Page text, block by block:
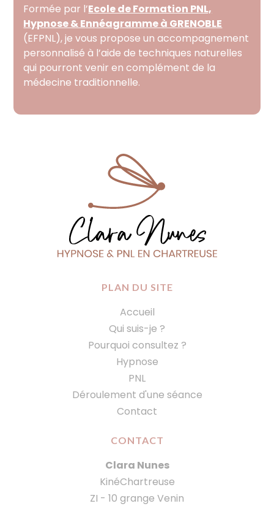
Formée par l’Ecole de Formation PNL,
Hypnose & Ennéagramme à GRENOBLE
(EFPNL), je vous propose un accompagnement
personnalisé à l’aide de techniques naturelles
qui pourront venir en complément de la
médecine traditionnelle.
PLAN DU SITE
Accueil
Qui suis-je ?
Pourquoi consultez ?
Hypnose
PNL
Déroulement d'une séance
Contact
CONTACT
Clara Nunes
KinéChartreuse
ZI - 10 grange Venin